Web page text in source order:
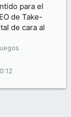
para el
de Take-
de cara al